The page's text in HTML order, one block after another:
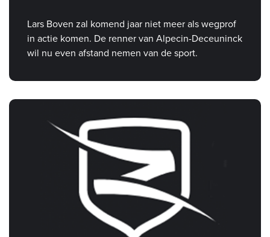
Lars Boven zal komend jaar niet meer als wegprof
in actie komen. De renner van Alpecin-Deceuninck
wil nu even afstand nemen van de sport.